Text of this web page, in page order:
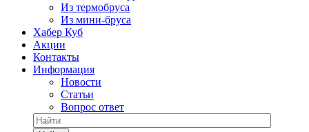
Из термобруса
Из мини-бруса
Хабер Куб
Акции
Контакты
Информация
Новости
Статьи
Вопрос ответ